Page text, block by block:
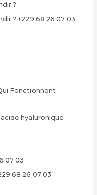
?
? +229 68 26 07 03
Fonctionnent
hyaluronique
07 03
68 26 07 03